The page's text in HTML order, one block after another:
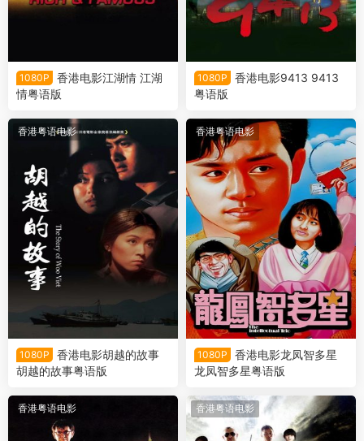
1080P
香港电影江湖情 江湖
情粤语版
1080P
香港电影9413 9413
粤语版
香港粤语电影
1080P
香港电影胡越的故事
胡越的故事粤语版
香港粤语电影
1080P
香港电影龙凤智多星
龙凤智多星粤语版
香港粤语电影 香港粤语电影